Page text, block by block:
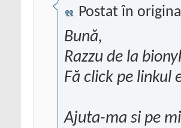
Postat în
Bună,
Razzu de la
Fă click pe linkul
Ajuta-ma si pe